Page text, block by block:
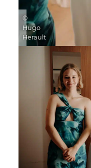
©
Hugo
Herault